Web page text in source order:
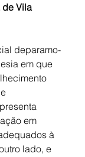
de Vila
deparamo-
em que
em
à
lado, e